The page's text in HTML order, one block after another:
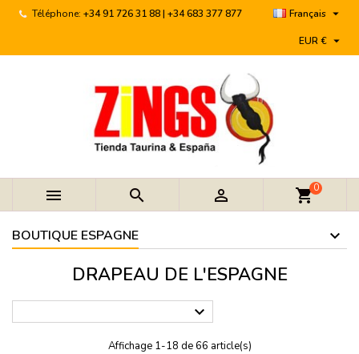
Téléphone: +34 91 726 31 88 | +34 683 377 877 Français 
EUR € 
   shopping_cart0
BOUTIQUE ESPAGNE
DRAPEAU DE L'ESPAGNE

Affichage 1-18 de 66 article(s)